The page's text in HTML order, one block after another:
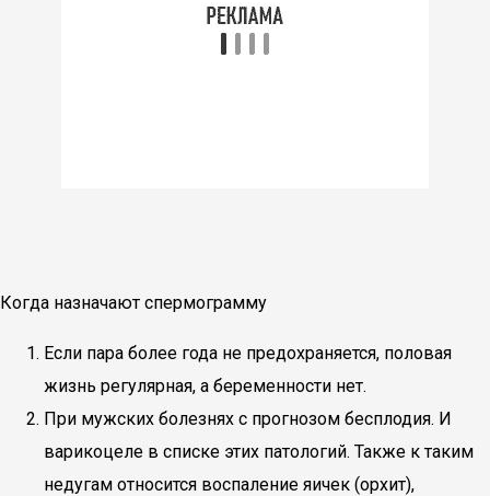
Когда назначают спермограмму
Если пара более года не предохраняется, половая
жизнь регулярная, а беременности нет.
При мужских болезнях с прогнозом бесплодия. И
варикоцеле в списке этих патологий. Также к таким
недугам относится воспаление яичек (орхит),